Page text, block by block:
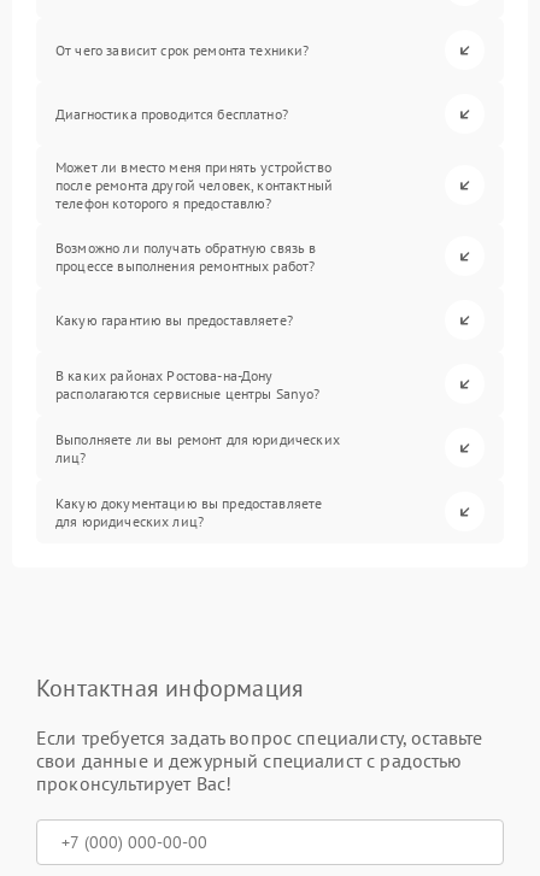
От чего зависит срок ремонта техники?
Диагностика проводится бесплатно?
Может ли вместо меня принять устройство
после ремонта другой человек, контактный
телефон которого я предоставлю?
Возможно ли получать обратную связь в
процессе выполнения ремонтных работ?
Какую гарантию вы предоставляете?
В каких районах Ростова-на-Дону
располагаются сервисные центры Sanyo?
Выполняете ли вы ремонт для юридических
лиц?
Какую документацию вы предоставляете
для юридических лиц?
Контактная информация
Если требуется задать вопрос специалисту, оставьте
свои данные и дежурный специалист с радостью
проконсультирует Вас!